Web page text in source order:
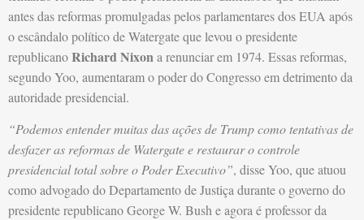
antes das reformas promulgadas pelos parlamentares dos EUA após
o escândalo político de Watergate que levou o presidente
republicanoRichard Nixona renunciar em 1974. Essas reformas,
segundo Yoo, aumentaram o poder do Congresso em detrimento da
autoridade presidencial.
“Podemos entender muitas das ações de Trump como tentativas de
desfazer as reformas de Watergate e restaurar o controle
presidencial total sobre o Poder Executivo”, disse Yoo, que atuou
como advogado do Departamento de Justiça durante o governo do
presidente republicano George W. Bush e agora é professor da